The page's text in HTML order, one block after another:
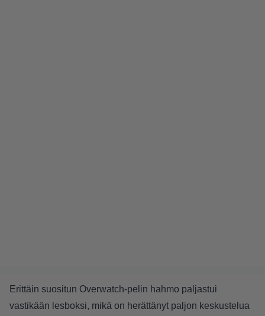
Erittäin suositun Overwatch-pelin hahmo paljastui
vastikään lesboksi, mikä on herättänyt paljon keskustelua